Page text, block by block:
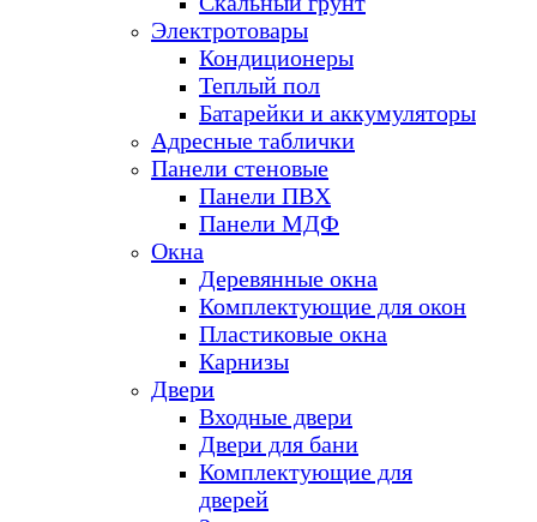
Электротовары
Кондиционеры
Теплый пол
Батарейки и аккумуляторы
Адресные таблички
Панели стеновые
Панели ПВХ
Панели МДФ
Окна
Деревянные окна
Комплектующие для окон
Пластиковые окна
Карнизы
Двери
Входные двери
Двери для бани
Комплектующие для
дверей